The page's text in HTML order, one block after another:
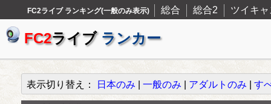
FC2ライブ ランキング(一般のみ表示) 総合 総合2 ツイキャ
FC2ライブ ランカー
表示切り替え： 日本のみ 一般のみ アダルトのみ す